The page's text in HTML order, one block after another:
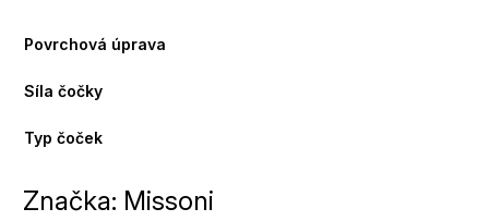
Povrchová úprava
Síla čočky
Typ čoček
Značka: Missoni